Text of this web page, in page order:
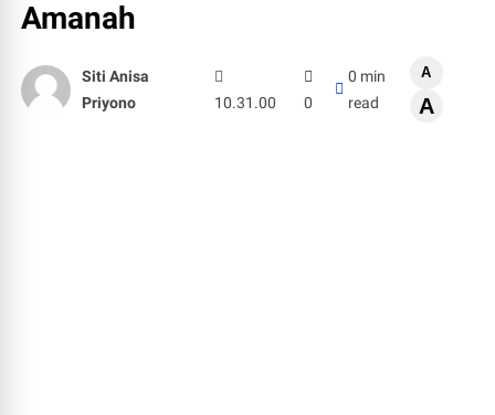
Amanah
Siti Anisa
Priyono
10.31.00 0
0 min
read
A
A